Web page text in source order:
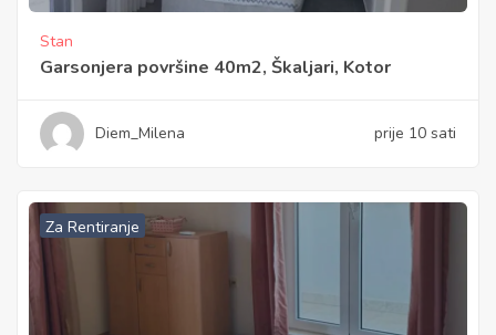
Stan
Garsonjera površine 40m2, Škaljari, Kotor
Diem_Milena prije 10 sati
Za Rentiranje